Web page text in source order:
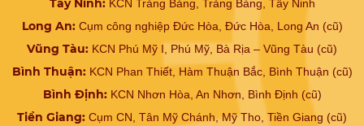
Tây Ninh: KCN Trảng Bàng, Trảng Bàng, Tây Ninh
Long An: Cụm công nghiệp Đức Hòa, Đức Hòa, Long An (cũ)
Vũng Tàu: KCN Phú Mỹ I, Phú Mỹ, Bà Rịa – Vũng Tàu (cũ)
Bình Thuận:KCN Phan Thiết, Hàm Thuận Bắc, Bình Thuận (cũ)
Bình Định: KCN Nhơn Hòa, An Nhơn, Bình Định (cũ)
Tiền Giang: Cụm CN, Tân Mỹ Chánh, Mỹ Tho, Tiền Giang (cũ)